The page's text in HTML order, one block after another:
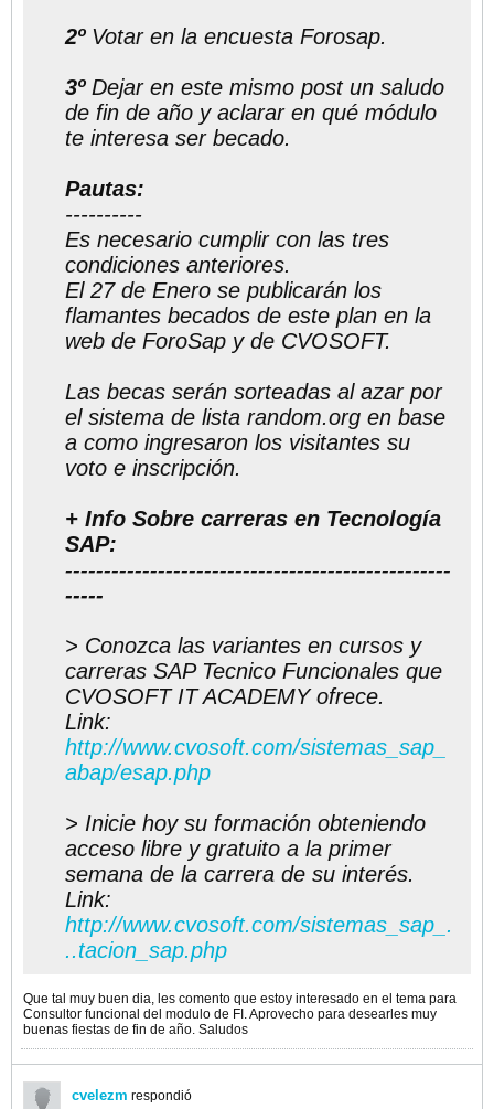
2ºVotar en la encuesta Forosap.
3ºDejar en este mismo post un saludo
de fin de año y aclarar en qué módulo
te interesa ser becado.
Pautas:
----------
Es necesario cumplir con las tres
condiciones anteriores.
El 27 de Enero se publicarán los
flamantes becados de este plan en la
web de ForoSap y de CVOSOFT.
Las becas serán sorteadas al azar por
el sistema de lista random.org en base
a como ingresaron los visitantes su
voto e inscripción.
+ Info Sobre carreras en Tecnología
SAP:
--------------------------------------------------
-----
> Conozca las variantes en cursos y
carreras SAP Tecnico Funcionales que
CVOSOFT IT ACADEMY ofrece.
Link:
http://www.cvosoft.com/sistemas_sap_
abap/esap.php
> Inicie hoy su formación obteniendo
acceso libre y gratuito a la primer
semana de la carrera de su interés.
Link:
http://www.cvosoft.com/sistemas_sap_.
..tacion_sap.php
Que tal muy buen dia, les comento que estoy interesado en el tema para
Consultor funcional del modulo de FI. Aprovecho para desearles muy
buenas fiestas de fin de año. Saludos
cvelezm respondió